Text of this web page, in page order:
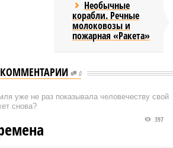
Необычные
корабли. Речные
молоковозы и
пожарная «Ракета»
КОММЕНТАРИИ 0
уже не раз показывала человечеству свой
снова?
397